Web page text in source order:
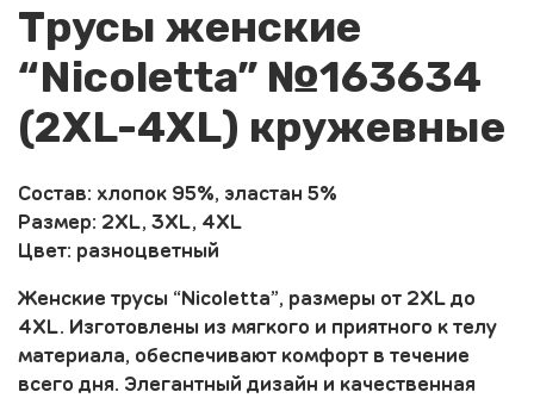
Трусы женские
“Nicoletta” №163634
(2XL-4XL) кружевные
Состав: хлопок 95%, эластан 5%
Размер: 2XL, 3XL, 4XL
Цвет: разноцветный
Женские трусы “Nicoletta”, размеры от 2XL до
4XL. Изготовлены из мягкого и приятного к телу
материала, обеспечивают комфорт в течение
всего дня. Элегантный дизайн и качественная